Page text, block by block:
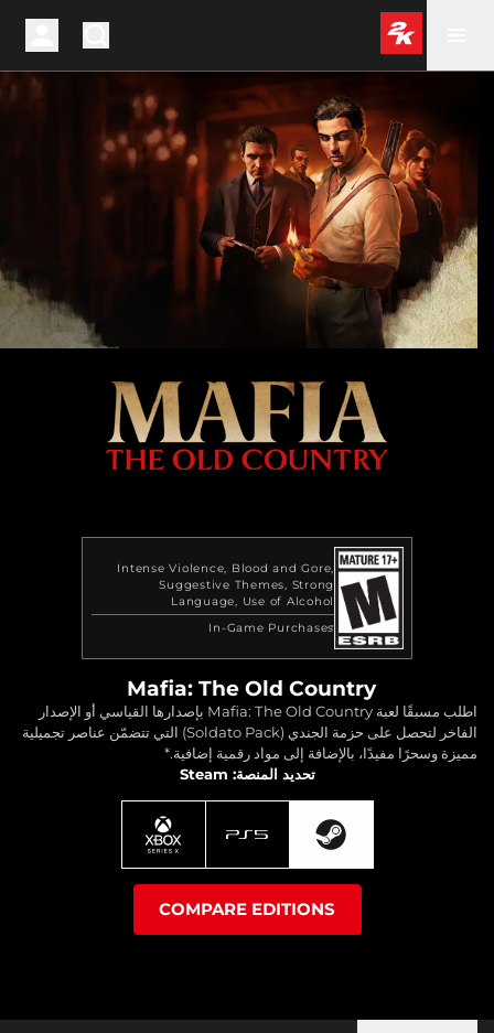
Intense Violence Blood and Gore
Suggestive Themes Strong
Language
Use of Alcohol
In-Game Purchases
Mafia: The Old Country
اطلب مسبقًا لعبة Mafia: The Old Country بإصدارها القياسي أو الإصدار
الفاخر لتحصل على حزمة الجندي (Soldato Pack) التي تتضمّن عناصر تجميلية
مميزة وسحرًا مفيدًا، بالإضافة إلى مواد رقمية إضافية.*
تحديد المنصة: Steam
COMPARE EDITIONS